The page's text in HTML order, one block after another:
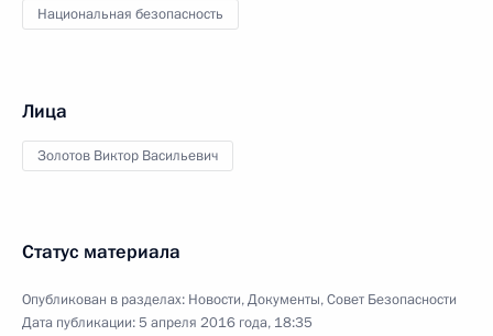
Национальная безопасность
Лица
Золотов Виктор Васильевич
Статус материала
Опубликован в разделах: Новости,Документы,Совет Безопасности
Дата публикации:5 апреля 2016 года, 18:35